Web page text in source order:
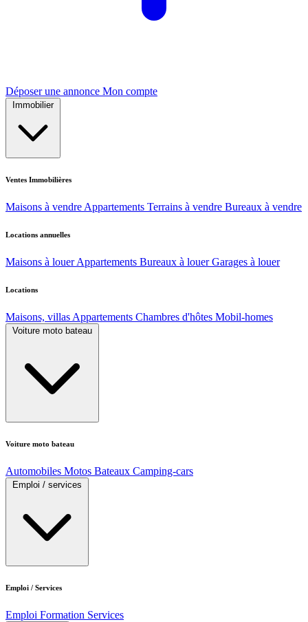
Déposer une annonce Mon compte
Immobilier
Ventes Immobilières
Maisons à vendre Appartements Terrains à vendre Bureaux à vendre
Locations annuelles
Maisons à louer Appartements Bureaux à louer Garages à louer
Locations
Maisons, villas Appartements Chambres d'hôtes Mobil-homes
Voiture moto bateau
Voiture moto bateau
Automobiles Motos Bateaux Camping-cars
Emploi / services
Emploi / Services
Emploi Formation Services